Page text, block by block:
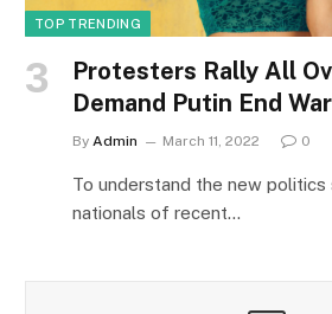
TOP TRENDING
Protesters Rally All
Demand Putin End
By Admin March 11, 2022 0
To understand the new
nationals of recent…